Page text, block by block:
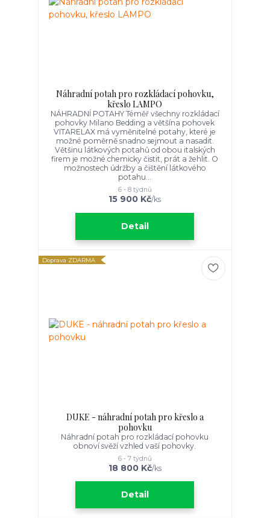
Náhradní potah pro rozkládací pohovku,
křeslo LAMPO
NÁHRADNÍ POTAHY Téměř všechny rozkládací
pohovky Milano Bedding a většína pohovek
VITARELAX má vyměnitelné potahy, které je
možné poměrně snadno sejmout a nasadit.
Většinu látkových potahů od obou italských
firem je možné chemicky čistit, prát a žehlit. O
možnostech údržby a čištění látkového
potahu...
15 900 Kč/ks
6 - 8 týdnů
Detail
Doprava ZDARMA
DUKE - náhradní potah pro křeslo a
pohovku
Náhradní potah pro rozkládací pohovku
obnoví svěží vzhled vaší pohovky.
18 800 Kč/ks
6 - 7 týdnů
Detail